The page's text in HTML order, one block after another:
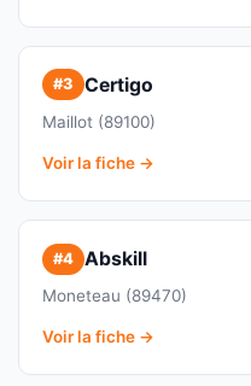
#3 Certigo
Maillot (89100)
Voir la fiche →
#4 Abskill
Moneteau (89470)
Voir la fiche →